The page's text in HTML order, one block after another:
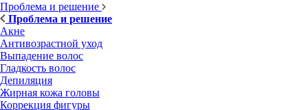
Проблема и решение
Проблема и решение
Акне
Антивозрастной уход
Выпадение волос
Гладкость волос
Депиляция
Жирная кожа головы
Коррекция фигуры